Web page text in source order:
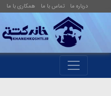
درباره ما تماس با ما همکاری با ما